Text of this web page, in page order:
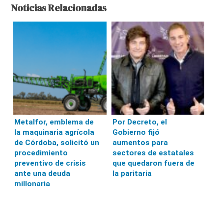
Noticias Relacionadas
Metalfor, emblema de
la maquinaria agrícola
de Córdoba, solicitó un
procedimiento
preventivo de crisis
ante una deuda
millonaria
Por Decreto, el
Gobierno fijó
aumentos para
sectores de estatales
que quedaron fuera de
la paritaria